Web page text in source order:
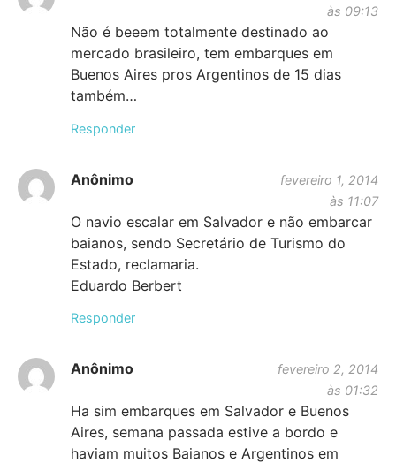
às 09:13
Não é beeem totalmente destinado ao
mercado brasileiro, tem embarques em
Buenos Aires pros Argentinos de 15 dias
também…
Responder
Anônimo
fevereiro 1, 2014
às 11:07
O navio escalar em Salvador e não embarcar
baianos, sendo Secretário de Turismo do
Estado, reclamaria.
Eduardo Berbert
Responder
Anônimo
fevereiro 2, 2014
às 01:32
Ha sim embarques em Salvador e Buenos
Aires, semana passada estive a bordo e
haviam muitos Baianos e Argentinos em